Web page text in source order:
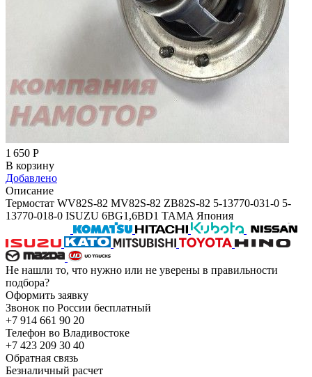
1 650 Р
В корзину
Добавлено
Описание
Термостат WV82S-82 MV82S-82 ZB82S-82 5-13770-031-0 5-
13770-018-0 ISUZU 6BG1,6BD1 TAMA Япония
Не нашли то, что нужно или не уверены в правильности
подбора?
Оформить заявку
Звонок по России бесплатный
+7 914 661 90 20
Телефон во Владивостоке
+7 423 209 30 40
Обратная связь
Безналичный расчет